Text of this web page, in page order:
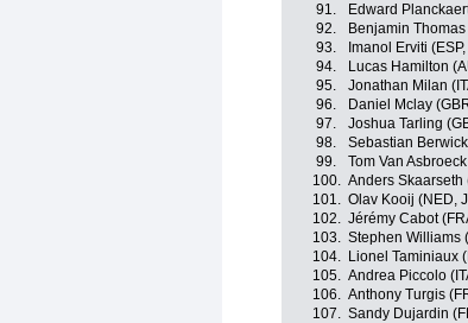
91.
Edward
92.
Benjamin
93.
Imanol Erviti
94.
Lucas Hamilton
95.
Jonathan Milan
96.
Daniel Mclay
97.
Joshua Tarling
98.
Sebastian
99.
Tom Van
100. Anders Skaarseth
101. Olav Kooij (NED,
102. Jérémy Cabot
103. Stephen Williams
104.
Lionel Taminiaux
105. Andrea Piccolo
106. Anthony Turgis
107. Sandy Dujardin